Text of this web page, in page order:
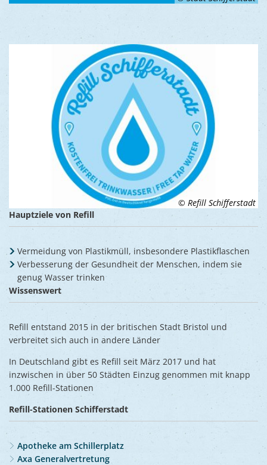
© Refill Schifferstadt
Hauptziele von Refill
Vermeidung von Plastikmüll, insbesondere Plastikflaschen
Verbesserung der Gesundheit der Menschen, indem sie
genug Wasser trinken
Wissenswert
Refill entstand 2015 in der britischen Stadt Bristol und
verbreitet sich auch in andere Länder
In Deutschland gibt es Refill seit März 2017 und hat
inzwischen in über 50 Städten Einzug genommen mit knapp
1.000 Refill-Stationen
Refill-Stationen Schifferstadt
Apotheke am Schillerplatz
Axa Generalvertretung